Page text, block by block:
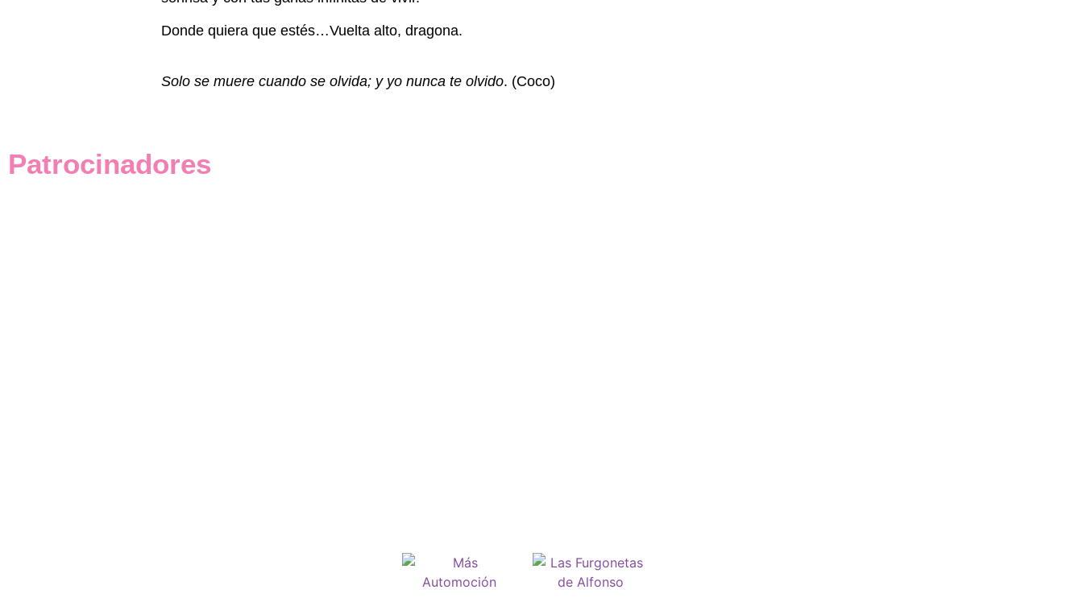
Donde quiera que estés…Vuelta alto, dragona.
Solo se muere cuando se olvida; y yo nunca te olvido. (Coco)
Patrocinadores